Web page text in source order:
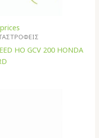
HO GCV 200 HONDA